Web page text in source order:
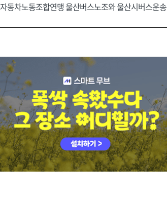
동차노동조합연맹 울산버스노조와 울산시버스운송